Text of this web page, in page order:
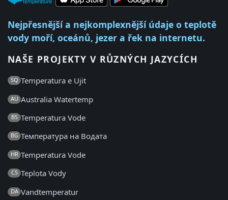
Nejpřesnější a nejkomplexnější údaje o teplotě
vody moří, oceánů, jezer a řek na internetu.
NAŠE PROJEKTY V RŮZNÝCH JAZYCÍCH
SQ Temperatura e Ujit
AU Australia Watertemp
BS Temperatura Vode
BG Температура на Водата
HR Temperatura Vode
CS Teplota Vody
DA Vandtemperatur